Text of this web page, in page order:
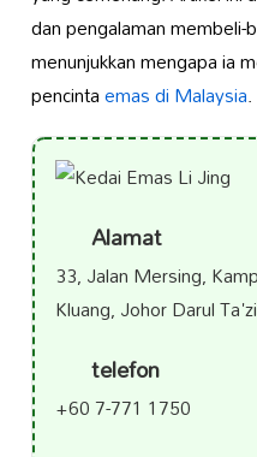
dan pengalaman
menunjukkan mengapa ia
pencintaemas di Malaysia.
Alamat
33, Jalan Mersing,
Kluang, Johor Darul
telefon
+60 7-771 1750